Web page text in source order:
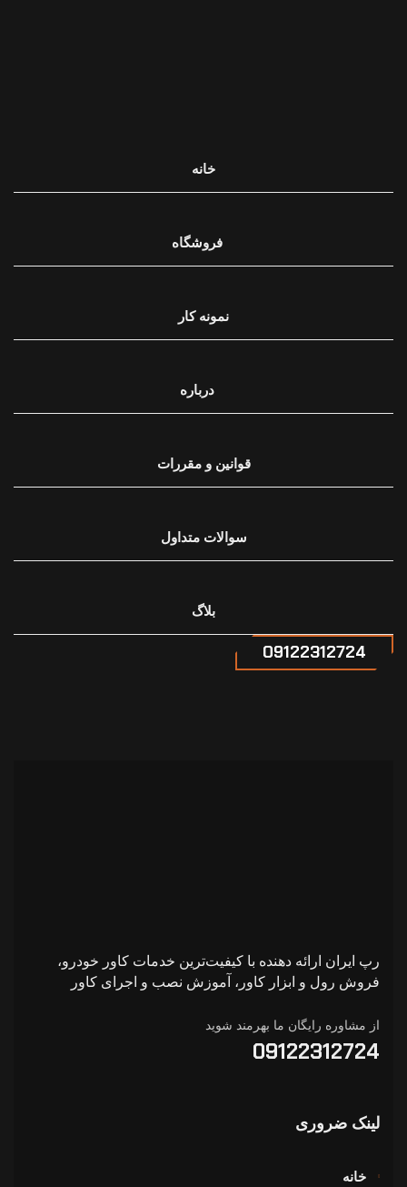
خانه
فروشگاه
نمونه کار
درباره
قوانین و مقررات
سوالات متداول
بلاگ
09122312724
رپ ایران ارائه دهنده با کیفیت‌ترین خدمات کاور خودرو،
فروش رول و ابزار کاور، آموزش نصب و اجرای کاور
از مشاوره رایگان ما بهرمند شوید
09122312724
لینک ضروری
خانه